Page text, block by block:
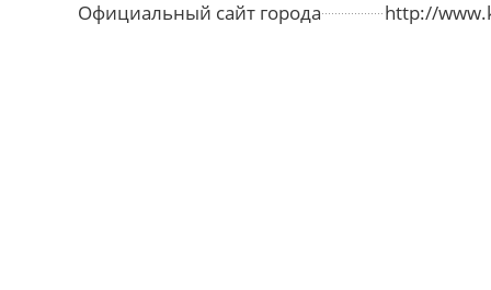
Официальный сайт города
http://